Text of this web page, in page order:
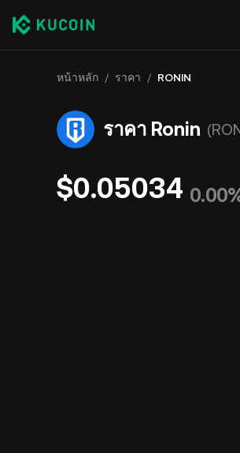
หน้าหลัก / ราคา / RONIN
ราคา Ronin
$0.05034